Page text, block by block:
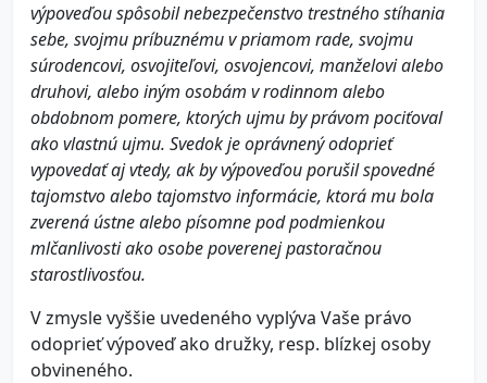
výpoveďou spôsobil nebezpečenstvo trestného stíhania
sebe, svojmu príbuznému v priamom rade, svojmu
súrodencovi, osvojiteľovi, osvojencovi, manželovi alebo
druhovi, alebo iným osobám v rodinnom alebo
obdobnom pomere, ktorých ujmu by právom pociťoval
ako vlastnú ujmu. Svedok je oprávnený odoprieť
vypovedať aj vtedy, ak by výpoveďou porušil spovedné
tajomstvo alebo tajomstvo informácie, ktorá mu bola
zverená ústne alebo písomne pod podmienkou
mlčanlivosti ako osobe poverenej pastoračnou
starostlivosťou.
V zmysle vyššie uvedeného vyplýva Vaše právo
odoprieť výpoveď ako družky, resp. blízkej osoby
obvineného.